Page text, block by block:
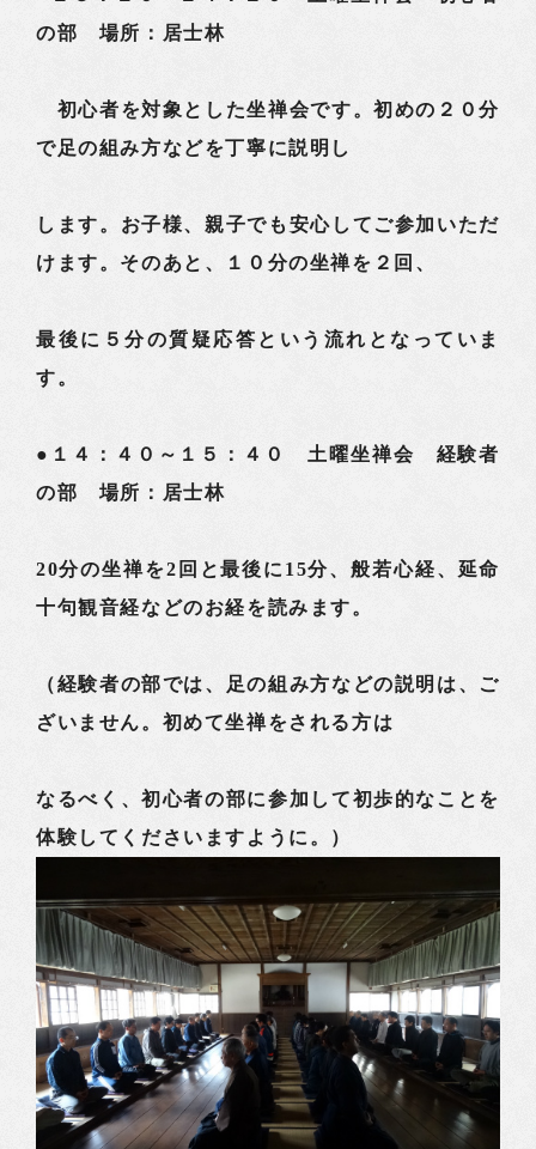
の部 場所：居士林
初心者を対象とした坐禅会です。初めの２０分
で足の組み方などを丁寧に説明し
します。お子様、親子でも安心してご参加いただ
けます。そのあと、１０分の坐禅を２回、
最後に５分の質疑応答という流れとなっていま
す。
●１４：４０～１５：４０ 土曜坐禅会 経験者
の部 場所：居士林
20分の坐禅を2回と最後に15分、般若心経、延命
十句観音経などのお経を読みます。
（経験者の部では、足の組み方などの説明は、ご
ざいません。初めて坐禅をされる方は
なるべく、初心者の部に参加して初歩的なことを
体験してくださいますように。）